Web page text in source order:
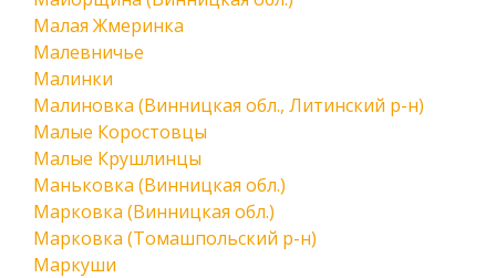
Малая Жмеринка
Малевничье
Малинки
Малиновка (Винницкая обл., Литинский р-н)
Малые Коростовцы
Малые Крушлинцы
Маньковка (Винницкая обл.)
Марковка (Винницкая обл.)
Марковка (Томашпольский р-н)
Маркуши